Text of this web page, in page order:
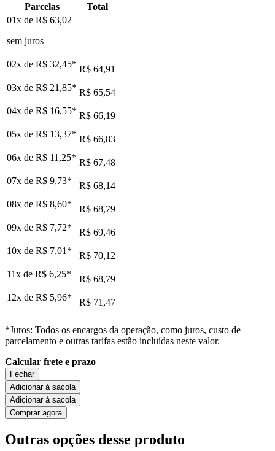
Parcelas
Total
01x de R$ 63,02
sem juros
02x de R$ 32,45* R$ 64,91
03x de R$ 21,85* R$ 65,54
04x de R$ 16,55* R$ 66,19
05x de R$ 13,37* R$ 66,83
06x de R$ 11,25* R$ 67,48
07x de R$ 9,73*
R$ 68,14
08x de R$ 8,60*
R$ 68,79
09x de R$ 7,72*
R$ 69,46
10x de R$ 7,01 *
R$ 70,12
11x de R$ 6,25*
R$ 68,79
12x de R$ 5,96* R$ 71,47
*Juros: Todos os encargos da operação, como juros, custo de
parcelamento e outras tarifas estão incluídas neste valor.
Calcular frete e prazo
Fechar
Adicionar à sacola
Adicionar à sacola
Comprar agora
Outras opções desse produto